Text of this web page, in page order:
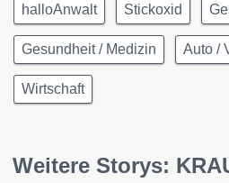
halloAnwalt Stickoxid
Gesundheit / Medizin Auto /
Wirtschaft
Weitere Storys: